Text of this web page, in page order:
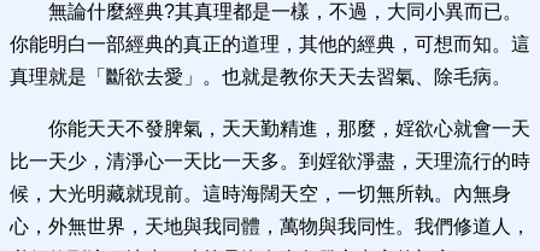
無論什麼經典?其真理都是一樣，不過，大同小異而已。
你能明白一部經典的真正的道理，其他的經典，可想而知。這
真理就是「斷欲去愛」。也就是教你天天去習氣、除毛病。
你能天天不發脾氣，天天勤精進，那麼，婬欲心就會一天
比一天少，清淨心一天比一天多。到婬欲淨盡，天理流行的時
候，大光明藏就現前。這時海闊天空，一切無所執。內無身
心，外無世界，天地與我同體，萬物與我同性。我們修道人，